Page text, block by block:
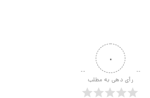
۰
رأی دهی به مطلب